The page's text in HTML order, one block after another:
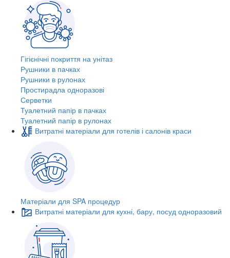
Гігієнічні покриття на унітаз
Рушники в пачках
Рушники в рулонах
Простирадла одноразові
Серветки
Туалетний папір в пачках
Туалетний папір в рулонах
Витратні матеріали для готелів і салонів краси
Матеріали для SPA процедур
Витратні матеріали для кухні, бару, посуд одноразовий